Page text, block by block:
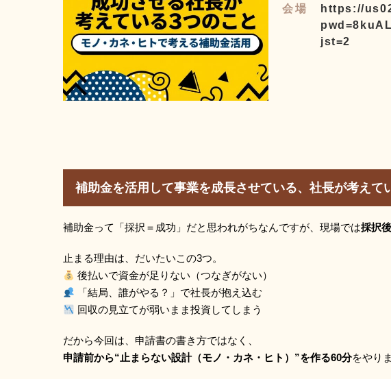
会場
https://
jst=2
補助金を活用して事業を成長させている、社長が考えて
補助金って「採択＝成功」だと思われがちなんですが、現場では採択
止まる理由は、だいたいこの3つ。
後払いで資金が足りない（つなぎがない）
「結局、誰がやる？」で社長が抱え込む
回収の見立てが弱いまま投資してしまう
だから今回は、申請書の書き方ではなく、
申請前から“止まらない設計（モノ・カネ・ヒト）”を作る60分をやり